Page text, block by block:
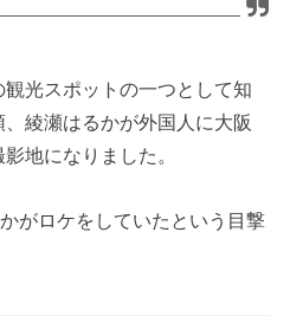
光スポットの一つとして知
綾瀬はるかが外国人に大阪
地になりました。
がロケをしていたという目撃